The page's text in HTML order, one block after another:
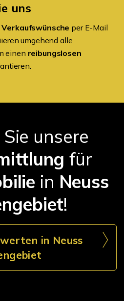
uns
Verkaufswünsche per E-Mail
umgehend alle
einen reibungslosen
unsere
für
in Neuss
!
in Neuss